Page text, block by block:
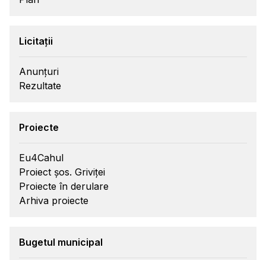
Licitații
Anunțuri
Rezultate
Proiecte
Eu4Cahul
Proiect șos. Griviței
Proiecte în derulare
Arhiva proiecte
Bugetul municipal